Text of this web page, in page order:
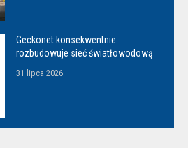
Geckonet konsekwentnie
rozbudowuje sieć światłowodową
31 lipca 2026